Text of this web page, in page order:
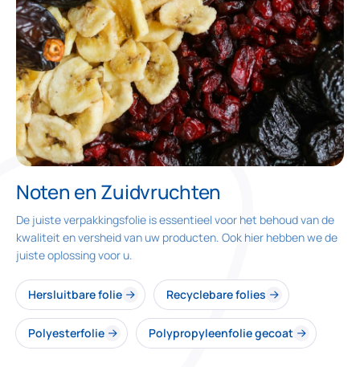
Noten en Zuidvruchten
De juiste verpakkingsfolie is essentieel voor het behoud van de
kwaliteit en versheid van uw producten. Ook hier hebben we de
juiste oplossing voor u.
Hersluitbare folie Recyclebare folies
Polyesterfolie Polypropyleenfolie gecoat